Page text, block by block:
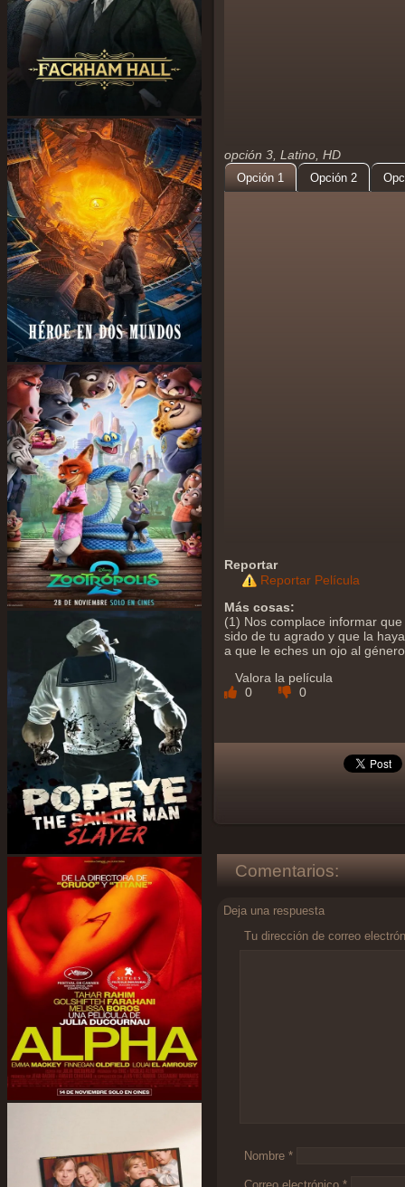
opción 3, Latino, HD
Opción 1 Opción 2
Reportar
Reportar Película
Más cosas:
(1) Nos complace informar
sido de tu agrado y que la
a que le eches un ojo al
Valora la película
0
0
Comentarios:
Deja una respuesta
Tu dirección de correo
Nombre *